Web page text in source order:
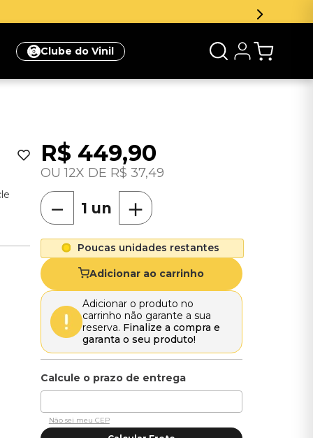
Clube do Vinil
R$ 449,90
12 R$ 37,49
＋
－
Poucas unidades restantes
Adicionar ao carrinho
Adicionar o produto no
carrinho não garante a sua
reserva. Finalize a compra e
garanta o seu produto!
Não sei meu CEP